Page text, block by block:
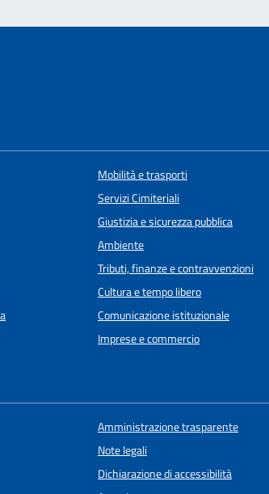
Mobilità e trasporti
Servizi Cimiteriali
Giustizia e sicurezza pubblica
Ambiente
Tributi, finanze e contravvenzioni
Cultura e tempo libero
Comunicazione istituzionale
Imprese e commercio
Amministrazione trasparente
Note legali
Dichiarazione di accessibilità